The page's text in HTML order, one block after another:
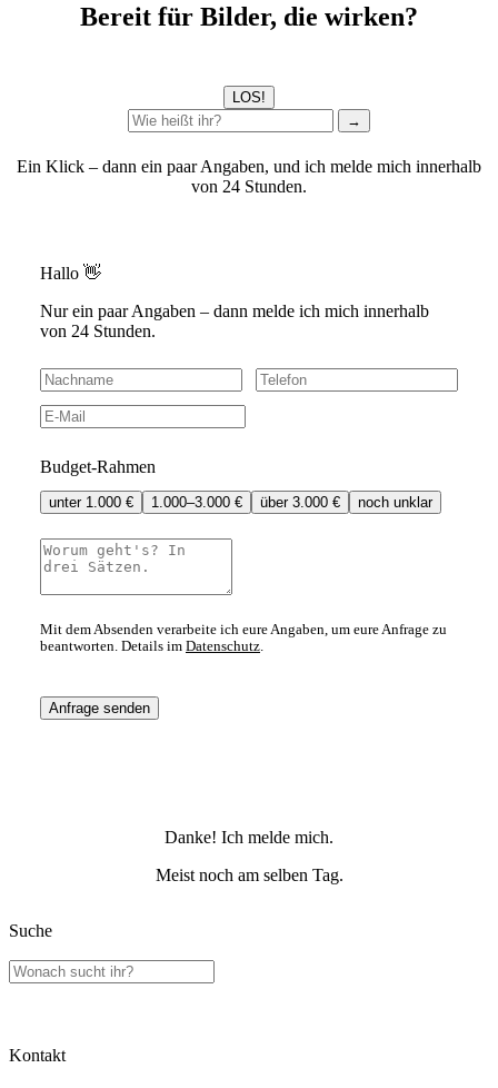
Bereit für Bilder, die wirken?
LOS!
→
Ein Klick – dann ein paar Angaben, und ich melde mich innerhalb
von 24 Stunden.
Hallo 👋
Nur ein paar Angaben – dann melde ich mich innerhalb
von 24 Stunden.
Budget-Rahmen
unter 1.000 € 1.000–3.000 € über 3.000 € noch unklar
Mit dem Absenden verarbeite ich eure Angaben, um eure Anfrage zu
beantworten. Details im Datenschutz.
Anfrage senden
Danke! Ich melde mich.
Meist noch am selben Tag.
Suche
Kontakt